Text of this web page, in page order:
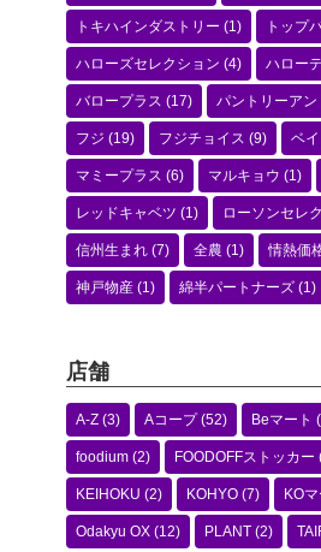
トキハインダストリー (1) トップ
ハローズセレクション (4) ハロー
バロープラス (17) パントリーアン
フジ (19) フジチョイス (9) ベ
マミープラス (6) マルキョウ (1)
レッドキャベツ (1) ローソンセレ
信州生まれ (7) 全農 (1) 情熱価
神戸物産 (1) 綿半パートナーズ (1)
店舗
A-Z (3) Aコープ(52) Beマート
foodium (2) FOODOFFストッカー
KEIHOKU (2) KOHYO (7) KOマ
Odakyu OX (12) PLANT (2)